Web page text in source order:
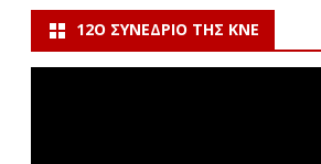
12Ο ΣΥΝΈΔΡΙΟ ΤΗΣ ΚΝΕ